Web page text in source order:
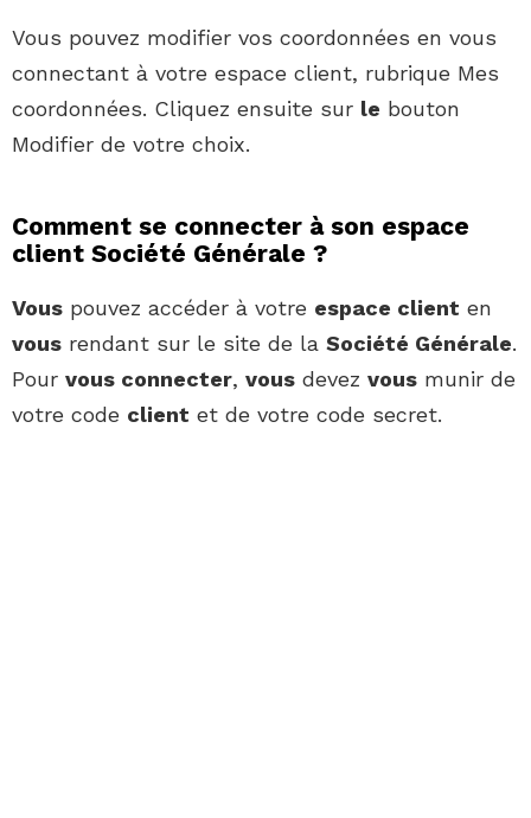
Vous pouvez modifier vos coordonnées en vous
connectant à votre espace client, rubrique Mes
coordonnées. Cliquez ensuite sur le bouton
Modifier de votre choix.
Comment se connecter à son espace
client Société Générale ?
Vous pouvez accéder à votre espace client en
vous rendant sur le site de la Société Générale.
Pour vous connecter, vous devez vous munir de
votre code client et de votre code secret.